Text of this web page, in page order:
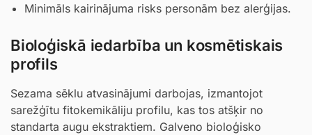
Minimāls kairinājuma risks personām bez alerģijas.
Bioloģiskā iedarbība un kosmētiskais
profils
Sezama sēklu atvasinājumi darbojas, izmantojot
sarežģītu fitokemikāliju profilu, kas tos atšķir no
standarta augu ekstraktiem. Galveno bioloģisko